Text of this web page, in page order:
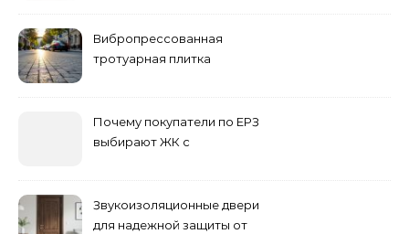
Вибропрессованная
тротуарная плитка
Почему покупатели по ЕРЗ
выбирают ЖК с
Звукоизоляционные двери
для надежной защиты от